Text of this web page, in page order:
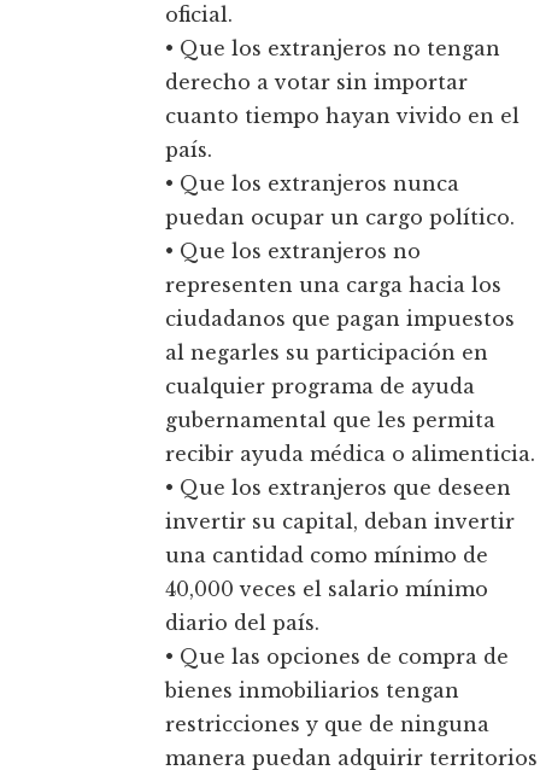
oficial.
• Que los extranjeros no tengan
derecho a votar sin importar
cuanto tiempo hayan vivido en el
país.
• Que los extranjeros nunca
puedan ocupar un cargo político.
• Que los extranjeros no
representen una carga hacia los
ciudadanos que pagan impuestos
al negarles su participación en
cualquier programa de ayuda
gubernamental que les permita
recibir ayuda médica o alimenticia.
• Que los extranjeros que deseen
invertir su capital, deban invertir
una cantidad como mínimo de
40,000 veces el salario mínimo
diario del país.
• Que las opciones de compra de
bienes inmobiliarios tengan
restricciones y que de ninguna
manera puedan adquirir territorios